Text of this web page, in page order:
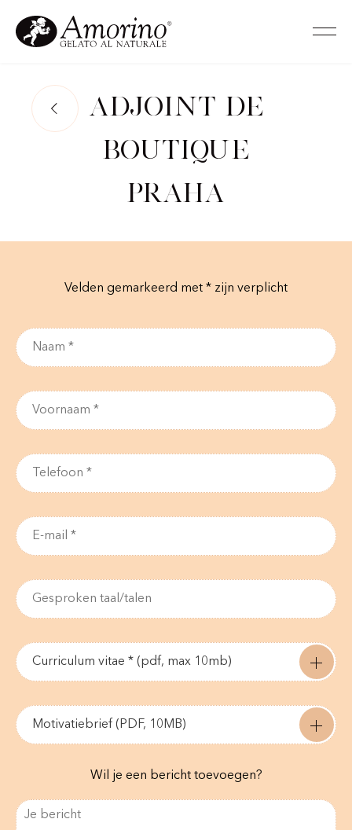
Adjoint de
Boutique
Praha
Velden gemarkeerd met * zijn verplicht
Curriculum vitae * (pdf, max 10mb)
Motivatiebrief (PDF, 10MB)
Wil je een bericht toevoegen?